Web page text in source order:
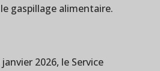
gaspillage alimentaire.
2026, le Service